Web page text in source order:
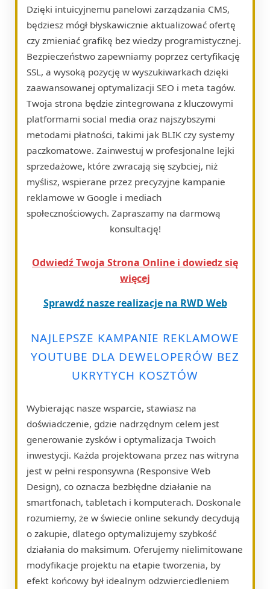
Dzięki intuicyjnemu panelowi zarządzania CMS,
będziesz mógł błyskawicznie aktualizować ofertę
czy zmieniać grafikę bez wiedzy programistycznej.
Bezpieczeństwo zapewniamy poprzez certyfikację
SSL, a wysoką pozycję w wyszukiwarkach dzięki
zaawansowanej optymalizacji SEO i meta tagów.
Twoja strona będzie zintegrowana z kluczowymi
platformami social media oraz najszybszymi
metodami płatności, takimi jak BLIK czy systemy
paczkomatowe. Zainwestuj w profesjonalne lejki
sprzedażowe, które zwracają się szybciej, niż
myślisz, wspierane przez precyzyjne kampanie
reklamowe w Google i mediach
społecznościowych. Zapraszamy na darmową
konsultację!
Odwiedź Twoja Strona Online i dowiedz się
więcej
Sprawdź nasze realizacje na RWD Web
NAJLEPSZE KAMPANIE REKLAMOWE
YOUTUBE DLA DEWELOPERÓW BEZ
UKRYTYCH KOSZTÓW
Wybierając nasze wsparcie, stawiasz na
doświadczenie, gdzie nadrzędnym celem jest
generowanie zysków i optymalizacja Twoich
inwestycji. Każda projektowana przez nas witryna
jest w pełni responsywna (Responsive Web
Design), co oznacza bezbłędne działanie na
smartfonach, tabletach i komputerach. Doskonale
rozumiemy, że w świecie online sekundy decydują
o zakupie, dlatego optymalizujemy szybkość
działania do maksimum. Oferujemy nielimitowane
modyfikacje projektu na etapie tworzenia, by
efekt końcowy był idealnym odzwierciedleniem